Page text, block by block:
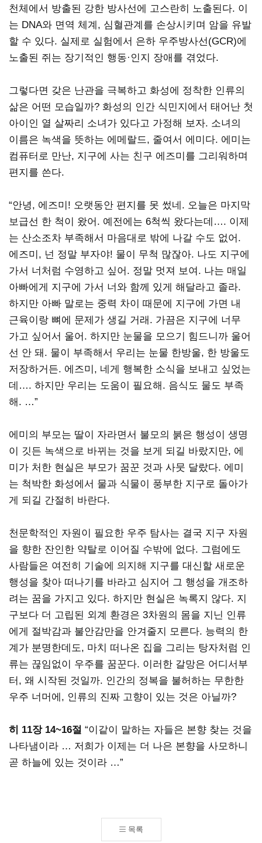
천체에서 방출된 강한 방사선에 고스란히 노출된다. 이
는 DNA와 면역 체계, 심혈관계를 손상시키며 암을 유발
할 수 있다. 실제로 실험에서 은하 우주방사선(GCR)에
노출된 쥐는 장기적인 행동·인지 장애를 겪었다.
그렇다면 갖은 난관을 극복하고 화성에 정착한 인류의
삶은 어떤 모습일까? 화성의 인간 식민지에서 태어난 첫
아이인 열 살짜리 소녀가 있다고 가정해 보자. 소녀의
이름은 녹색을 뜻하는 에메랄드, 줄여서 에미다. 에미는
컴퓨터로 만난, 지구에 사는 친구 에즈미를 그리워하며
편지를 쓴다.
“안녕, 에즈미! 오랫동안 편지를 못 썼네. 오늘은 마지막
보급선 한 척이 왔어. 예전에는 6척씩 왔다는데…. 이제
는 산소조차 부족해서 마음대로 밖에 나갈 수도 없어.
에즈미, 넌 정말 부자야! 물이 무척 많잖아. 나도 지구에
가서 너처럼 수영하고 싶어. 정말 멋져 보여. 나는 매일
아빠에게 지구에 가서 너와 함께 있게 해달라고 졸라.
하지만 아빠 말로는 중력 차이 때문에 지구에 가면 내
근육이랑 뼈에 문제가 생길 거래. 가끔은 지구에 너무
가고 싶어서 울어. 하지만 눈물을 모으기 힘드니까 울어
선 안 돼. 물이 부족해서 우리는 눈물 한방울, 한 방울도
저장하거든. 에즈미, 네게 행복한 소식을 보내고 싶었는
데…. 하지만 우리는 도움이 필요해. 음식도 물도 부족
해. …”
에미의 부모는 딸이 자라면서 불모의 붉은 행성이 생명
이 깃든 녹색으로 바뀌는 것을 보게 되길 바랐지만, 에
미가 처한 현실은 부모가 꿈꾼 것과 사뭇 달랐다. 에미
는 척박한 화성에서 물과 식물이 풍부한 지구로 돌아가
게 되길 간절히 바란다.
천문학적인 자원이 필요한 우주 탐사는 결국 지구 자원
을 향한 잔인한 약탈로 이어질 수밖에 없다. 그럼에도
사람들은 여전히 기술에 의지해 지구를 대신할 새로운
행성을 찾아 떠나기를 바라고 심지어 그 행성을 개조하
려는 꿈을 가지고 있다. 하지만 현실은 녹록지 않다. 지
구보다 더 고립된 외계 환경은 3차원의 몸을 지닌 인류
에게 절박감과 불안감만을 안겨줄지 모른다. 능력의 한
계가 분명한데도, 마치 떠나온 집을 그리는 탕자처럼 인
류는 끊임없이 우주를 꿈꾼다. 이러한 갈망은 어디서부
터, 왜 시작된 것일까. 인간의 정복을 불허하는 무한한
우주 너머에, 인류의 진짜 고향이 있는 것은 아닐까?
히 11장 14~16절 “이같이 말하는 자들은 본향 찾는 것을
나타냄이라 … 저희가 이제는 더 나은 본향을 사모하니
곧 하늘에 있는 것이라 …”
목록